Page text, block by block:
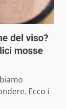
del viso?
mosse
Ecco i